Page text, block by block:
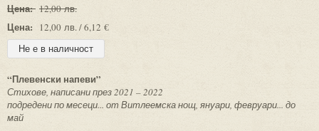
Цена: 12,00 лв.
Цена: 12,00 лв. / 6,12 €
“Плевенски напеви”
Стихове, написани през 2021 – 2022
подредени по месеци... от Витлеемска нощ, януари, февруари... до
май